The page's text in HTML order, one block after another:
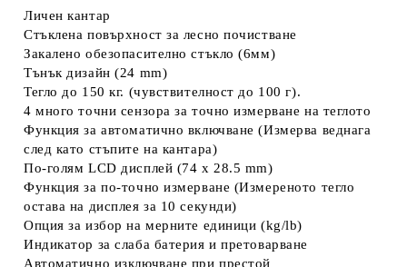
Личен кантар
Стъклена повърхност за лесно почистване
Закалено обезопасително стъкло (6мм)
Тънък дизайн (24 mm)
Тегло до 150 кг. (чувствителност до 100 г).
4 много точни сензора за точно измерване на теглото
Функция за автоматично включване (Измерва веднага
след като стъпите на кантара)
По-голям LCD дисплей (74 x 28.5 mm)
Функция за по-точно измерване (Измереното тегло
остава на дисплея за 10 секунди)
Опция за избор на мерните единици (kg/lb)
Индикатор за слаба батерия и претоварване
Автоматично изключване при престой